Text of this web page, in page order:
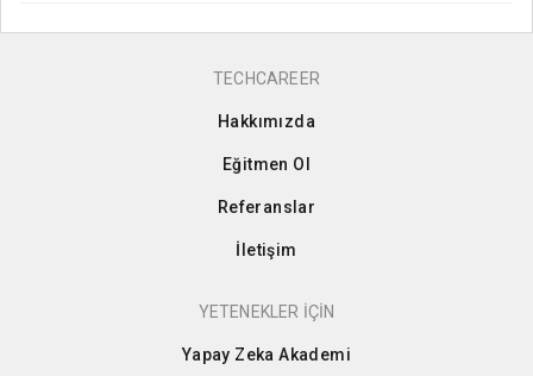
TECHCAREER
Hakkımızda
Eğitmen Ol
Referanslar
İletişim
YETENEKLER İÇİN
Yapay Zeka Akademi